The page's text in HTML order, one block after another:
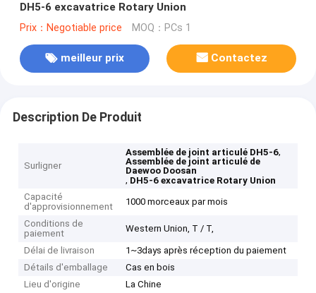
DH5-6 excavatrice Rotary Union
Prix：Negotiable price MOQ：PCs 1
meilleur prix Contactez
Description De Produit
Surligner
Assemblée de joint articulé DH5-6,
Assemblée de joint articulé de
Daewoo Doosan
, DH5-6 excavatrice Rotary Union
Capacité
d'approvisionnement
1000 morceaux par mois
Conditions de
paiement
Western Union, T / T,
Délai de livraison
1~3days après réception du paiement
Détails d'emballage
Cas en bois
Lieu d'origine
La Chine